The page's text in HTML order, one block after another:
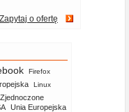
Zapytaj o ofertę
Firefox
Linux
Unia Europejska